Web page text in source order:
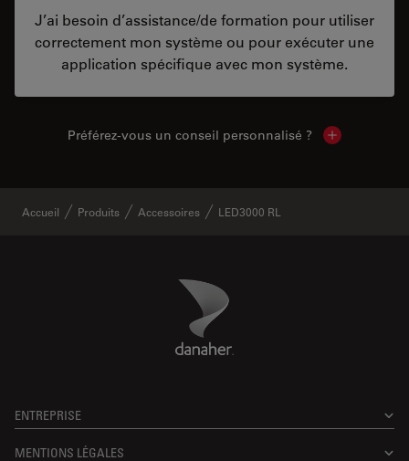
J’ai besoin d’assistance/de formation pour utiliser
correctement mon système ou pour exécuter une
application spécifique avec mon système.
Préférez-vous un conseil personnalisé ? Show local
Accueil Produits Accessoires LED3000 RL
Danaher Logo
ENTREPRISE
MENTIONS LÉGALES